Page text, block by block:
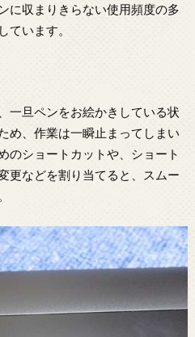
に収まりきらない使用頻度の多
ています。
一旦ペンをお絵かきしている状
め、作業は一瞬止まってしまい
のショートカットや、ショート
更などを割り当てると、スムー